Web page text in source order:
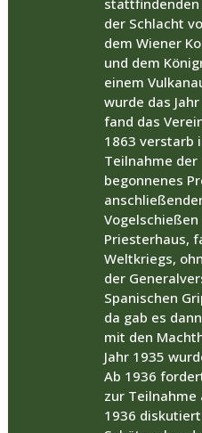
der Schlacht
dem Wiener
und dem
einem
wurde das
fand das
1863 verstarb
Teilnahme der
begonnenes
Priesterhaus,
Weltkriegs,
der
Spanischen
da gab es
mit den
Jahr 1935
Ab 1936
zur Teilnahme
1936